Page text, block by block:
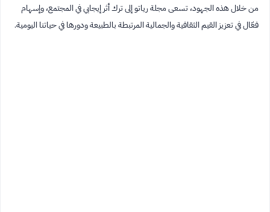
من خلال هذه الجهود، تسعى مجلة رياتو إلى ترك أثر إيجابي في المجتمع، وإسهام
فعّال في تعزيز القيم الثقافية والجمالية المرتبطة بالطبيعة ودورها في حياتنا اليومية.